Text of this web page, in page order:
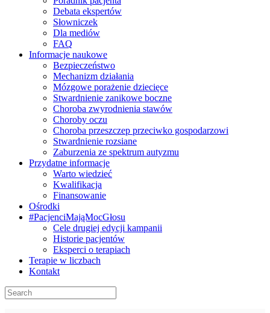
Debata ekspertów
Słowniczek
Dla mediów
FAQ
Informacje naukowe
Bezpieczeństwo
Mechanizm działania
Mózgowe porażenie dziecięce
Stwardnienie zanikowe boczne
Choroba zwyrodnienia stawów
Choroby oczu
Choroba przeszczep przeciwko gospodarzowi
Stwardnienie rozsiane
Zaburzenia ze spektrum autyzmu
Przydatne informacje
Warto wiedzieć
Kwalifikacja
Finansowanie
Ośrodki
#PacjenciMająMocGłosu
Cele drugiej edycji kampanii
Historie pacjentów
Eksperci o terapiach
Terapie w liczbach
Kontakt